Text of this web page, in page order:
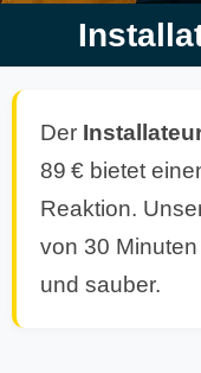
Der
89 € bietet
Reaktion.
von 30
und sauber.